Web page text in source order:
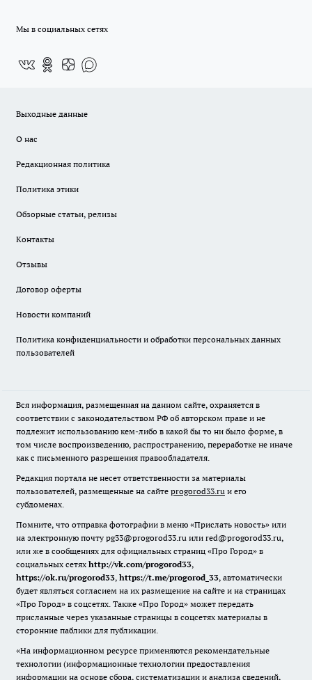
Мы в социальных сетях
Выходные данные
О нас
Редакционная политика
Политика этики
Обзорные статьи, релизы
Контакты
Отзывы
Договор оферты
Новости компаний
Политика конфиденциальности и обработки персональных данных
пользователей
Вся информация, размещенная на данном сайте, охраняется в
соответствии с законодательством РФ об авторском праве и не
подлежит использованию кем-либо в какой бы то ни было форме, в
том числе воспроизведению, распространению, переработке не иначе
как с письменного разрешения правообладателя.
Редакция портала не несет ответственности за материалы
пользователей, размещенные на сайте progorod33.ru и его
субдоменах.
Помните, что отправка фотографии в меню «Прислать новость» или
на электронную почту pg33@progorod33.ru или red@progorod33.ru,
или же в сообщениях для официальных страниц «Про Город» в
социальных сетях http://vk.com/progorod33,
https://ok.ru/progorod33, https://t.me/progorod_33, автоматически
будет являться согласием на их размещение на сайте и на страницах
«Про Город» в соцсетях. Также «Про Город» может передать
присланные через указанные страницы в соцсетях материалы в
сторонние паблики для публикации.
«На информационном ресурсе применяются рекомендательные
технологии (информационные технологии предоставления
информации на основе сбора, систематизации и анализа сведений,